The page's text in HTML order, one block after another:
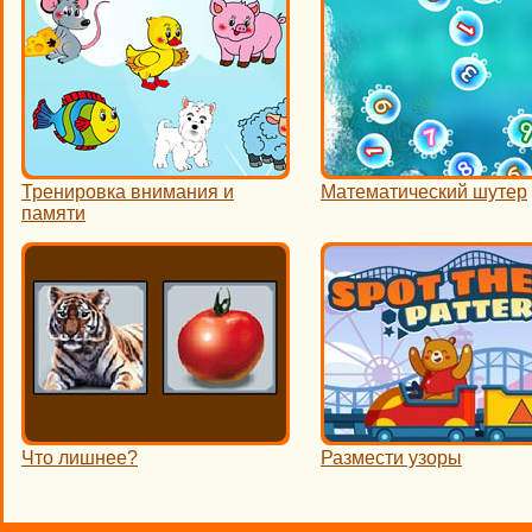
Тренировка внимания и
памяти
Математический шутер
Что лишнее? Размести узоры